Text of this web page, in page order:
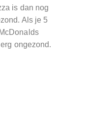
is dan nog
Als je 5
ongezond.